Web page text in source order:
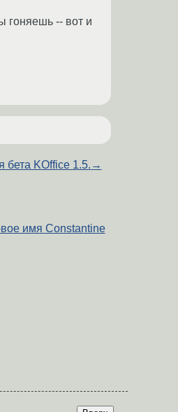
гоняешь -- вот и
KOffice 1.5. →
имя Constantine